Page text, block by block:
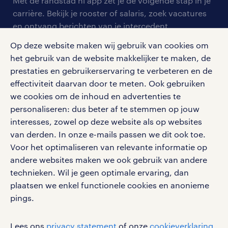
Op deze website maken wij gebruik van cookies om
het gebruik van de website makkelijker te maken, de
prestaties en gebruikerservaring te verbeteren en de
effectiviteit daarvan door te meten. Ook gebruiken
we cookies om de inhoud en advertenties te
personaliseren: dus beter af te stemmen op jouw
interesses, zowel op deze website als op websites
van derden. In onze e-mails passen we dit ook toe.
Voor het optimaliseren van relevante informatie op
andere websites maken we ook gebruik van andere
technieken. Wil je geen optimale ervaring, dan
plaatsen we enkel functionele cookies en anonieme
pings.
Lees ons privacy statement of onze cookieverklaring
aanmelden nieuwsbrief
blogs en artikelen
bruto-netto calculator
onze vestigingen
pers
klachten en misstanden
carrière. Bekijk je rooster of salaris, zoek vacatures
en ontvang berichten van je intercedent.
apple app store
google play store
social media
Volg ons voor de leukste content omtrent
vacatures, solliciteren en inspiratie.